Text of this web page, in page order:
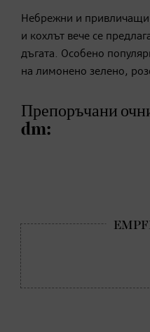
Небрежни и привличащи
и кохлът вече се
дъгата. Особено
на лимонено зелено,
Препоръчани
dm: